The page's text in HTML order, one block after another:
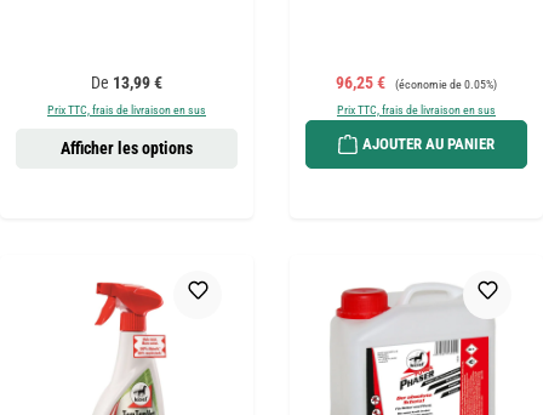
Prix régulier :
De 13,99 €
Prix TTC, frais de livraison en sus
Afficher les options
Prix de vente :
96,25 € Prix régulier :
(économie de 0.05%)
Prix TTC, frais de livraison en sus
AJOUTER AU PANIER